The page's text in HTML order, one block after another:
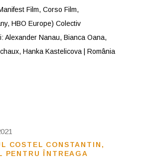
Film, Corso Film,
HBO Europe) Colectiv
Alexander Nanau, Bianca Oana,
Hanka Kastelicova | România
COSTEL CONSTANTIN,
PENTRU ÎNTREAGA